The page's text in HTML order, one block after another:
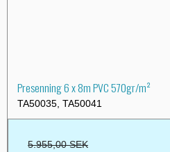
Presenning 6 x 8m PVC 570gr/m²
TA50035, TA50041
5.955,00 SEK